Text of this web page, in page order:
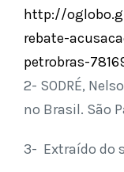
http://
rebate-
petrobras-
2- SODRÉ,
no Brasil. São
3- Extraído do